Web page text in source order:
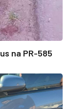
na PR-585